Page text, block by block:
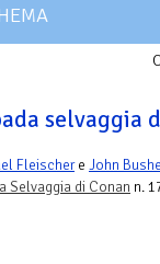
selvaggia
Fleischere John
Selvaggia di Conan n.